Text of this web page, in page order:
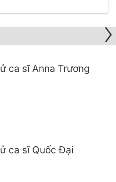
ca sĩ Anna Trương
ca sĩ Quốc Đại